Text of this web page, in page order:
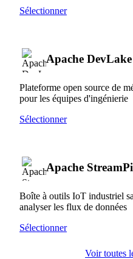
Sélectionner
Apache DevLake
Plateforme open source de
pour les équipes d'ingénierie
Sélectionner
Apache
Boîte à outils IoT industriel
analyser les flux de données
Sélectionner
Voir toutes